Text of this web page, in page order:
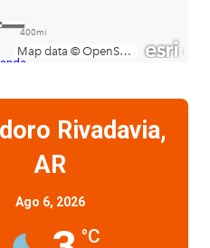
Rivadavia,
AR
Ago 6, 2026
°C